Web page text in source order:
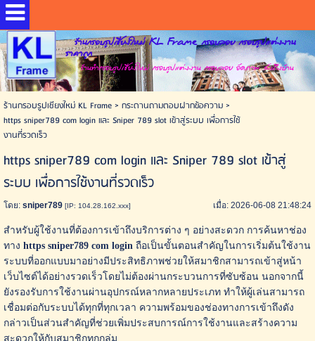
ร้านกรอบรูปเชียงใหม่ KL Frame กรอบลอย กรอบรูปแต่งงาน
ราคาถูก
ร้านทำกรอบรูปเชียงใหม่ กรอบรูปแต่งงาน กรอบลอย อัดภาพ ส่งถึงบ้าน
ร้านกรอบรูปเชียงใหม่ KL Frame> กระดานถามตอบฝากข้อความ>
https sniper789 com login และ Sniper 789 slot เข้าสู่ระบบ เพื่อการใช้
งานที่รวดเร็ว
https sniper789 com login และ Sniper 789 slot เข้าสู่
ระบบ เพื่อการใช้งานที่รวดเร็ว
โดย:sniper789 [IP: 104.28.162.xxx] เมื่อ: 2026-06-08 21:48:24
สำหรับผู้ใช้งานที่ต้องการเข้าถึงบริการต่าง ๆ อย่างสะดวก การค้นหาช่อง
ทาง https sniper789 com loginถือเป็นขั้นตอนสำคัญในการเริ่มต้นใช้งาน
ระบบที่ออกแบบมาอย่างมีประสิทธิภาพช่วยให้สมาชิกสามารถเข้าสู่หน้า
เว็บไซต์ได้อย่างรวดเร็วโดยไม่ต้องผ่านกระบวนการที่ซับซ้อน นอกจากนี้
ยังรองรับการใช้งานผ่านอุปกรณ์หลากหลายประเภท ทำให้ผู้เล่นสามารถ
เชื่อมต่อกับระบบได้ทุกที่ทุกเวลา ความพร้อมของช่องทางการเข้าถึงดัง
กล่าวเป็นส่วนสำคัญที่ช่วยเพิ่มประสบการณ์การใช้งานและสร้างความ
สะดวกให้กับสมาชิกทุกกลุ่ม